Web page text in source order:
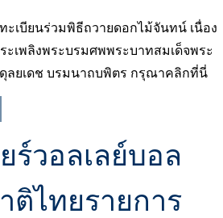
ะเบียนร่วมพิธีถวายดอกไม้จันทน์ เนื่อง
เพลิงพระบรมศพพระบาทสมเด็จพระ
ยเดช บรมนาถบพิตร กรุณาคลิกที่นี่
ร์วอลเลย์บอล
ไทยรายการ